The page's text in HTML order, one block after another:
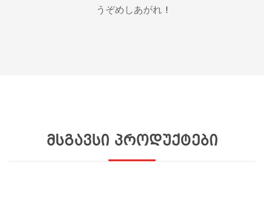
うぞめしあがれ !
მსგავსი პროდუქტები